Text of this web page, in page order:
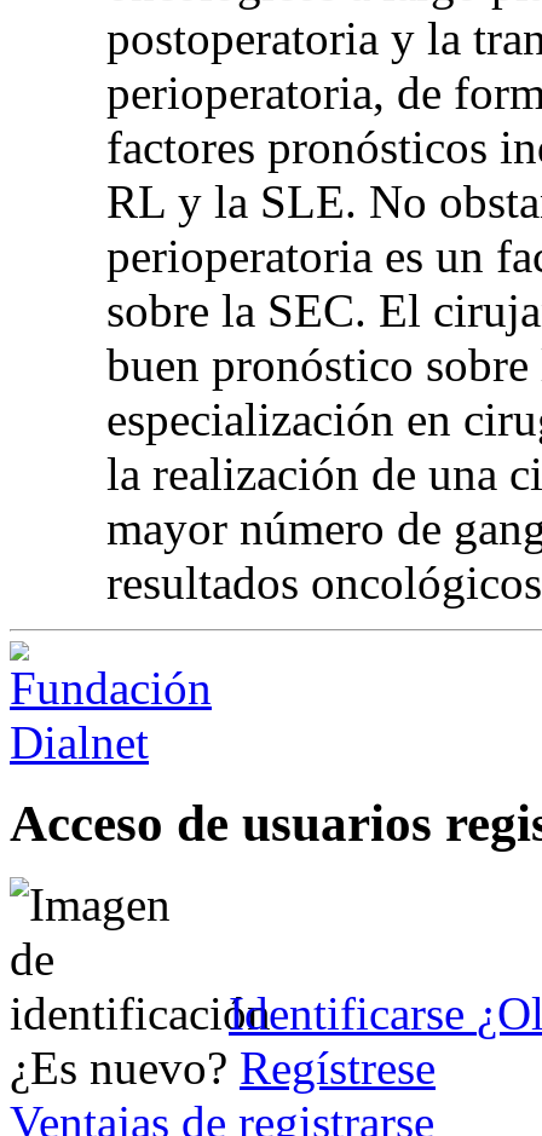
postoperatoria y la
perioperatoria, de
factores pronósticos
RL y la SLE. No
perioperatoria es un
sobre la SEC. El
buen pronóstico
especialización en
la realización de una
mayor número de
resultados
Acceso de usuarios
Identificarse
¿Es nuevo? Regístrese
Ventajas de registrarse